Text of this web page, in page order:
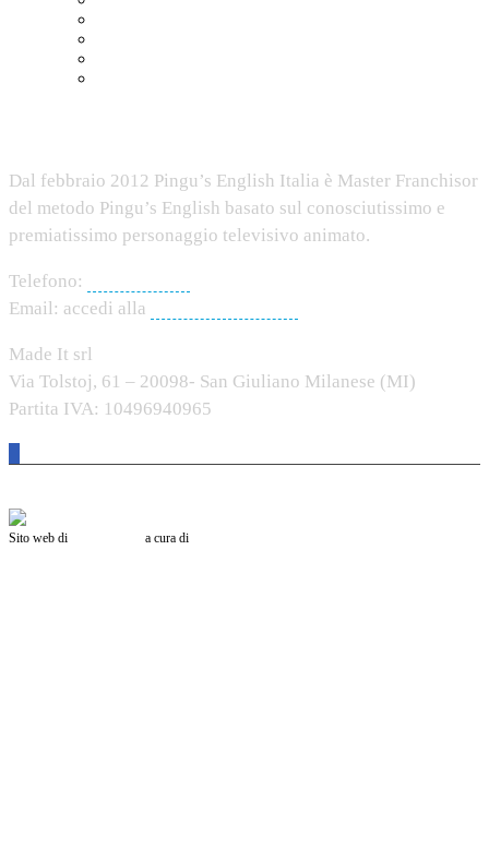
Dal febbraio 2012 Pingu’s English Italia è Master Franchisor
del metodo Pingu’s English basato sul conosciutissimo e
premiatissimo personaggio televisivo animato.
Telefono:
Email: accedi alla
Made It srl
Via Tolstoj, 61 – 20098- San Giuliano Milanese (MI)
Partita IVA: 10496940965
Sito web di a cura di